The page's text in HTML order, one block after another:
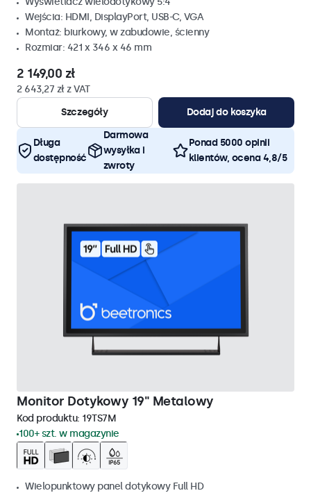
Wejścia: HDMI, DisplayPort, USB-C, VGA
Montaż: biurkowy, w zabudowie, ścienny
Rozmiar: 421 x 346 x 46 mm
2 149,00 zł
2 643,27 zł z VAT
Szczegóły
Dodaj do koszyka
Długa
dostępność
Darmowa
wysyłka i
zwroty
Ponad 5000 opinii
klientów, ocena 4,8/5
Monitor Dotykowy 19" Metalowy
Kod produktu: 19TS7M
100+ szt. w magazynie
Wielopunktowy panel dotykowy Full HD